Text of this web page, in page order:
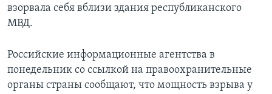
взорвала себя вблизи здания республиканского
МВД.
Российские информационные агентства в
понедельник со ссылкой на правоохранительные
органы страны сообщают, что мощность взрыва у